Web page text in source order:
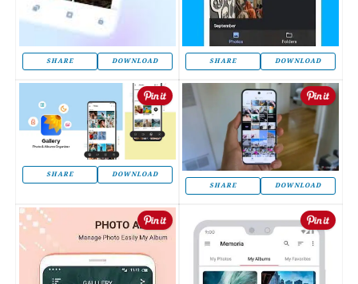
SHARE DOWNLOAD SHARE DOWNLOAD
SHARE
DOWNLOAD
SHARE
DOWNLOAD